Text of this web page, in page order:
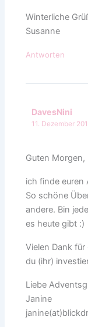
Winterliche
Susanne
Antworten
DavesNini
11. Dezember
Guten Morgen,
ich finde euren
So schöne
andere. Bin
es heute gibt :)
Vielen Dank
du (ihr)
Liebe
Janine